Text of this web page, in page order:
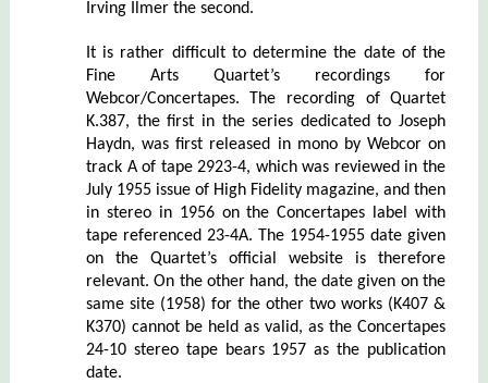
Irving Ilmer the second.
It is rather difficult to determine the date of the
Fine Arts Quartet’s recordings for
Webcor/Concertapes. The recording of Quartet
K.387, the first in the series dedicated to Joseph
Haydn, was first released in mono by Webcor on
track A of tape 2923-4, which was reviewed in the
July 1955 issue of High Fidelity magazine, and then
in stereo in 1956 on the Concertapes label with
tape referenced 23-4A. The 1954-1955 date given
on the Quartet’s official website is therefore
relevant. On the other hand, the date given on the
same site (1958) for the other two works (K407 &
K370) cannot be held as valid, as the Concertapes
24-10 stereo tape bears 1957 as the publication
date.